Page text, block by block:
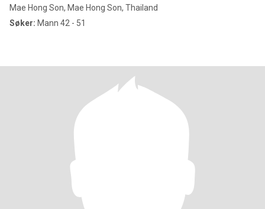
Mae Hong Son, Mae Hong Son, Thailand
Søker: Mann 42 - 51